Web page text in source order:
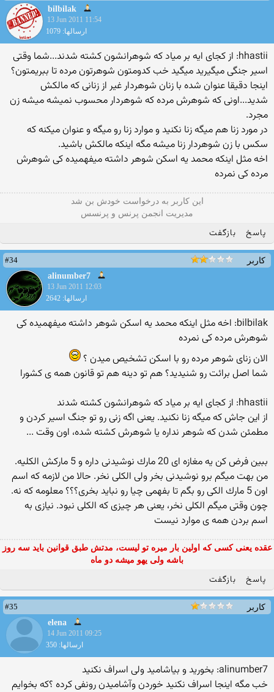
bilbilak
13 Jun 2011 11:54
ارسالها: 1079
hhastii: از کجای ایه بر میاد که شوهرانشون کشته شدند...شما وقتی
اسیر جنگی میگیرید میگید خب کدومتون شوهرتون مرده تا ببریمتون؟
اینجا دقیقا عنوان شده با زنان شوهردار غیر از زنانی که مالکش
شدید...اونی که شوهرش مرده که شوهردار محسوب نمیشه میشه زن
مجرد.
در مورد زنا هم میگه زنا نکنید و موارد زنا رو میگه و عنوان میکنه که
سکس با زن شوهردار زنا میشه مگه اینکه مالکش باشید.
اخه مثل اینکه محمد یه اسکن شوهر داشته میفهمیده کی شوهرش
مرده کی نمرده
این كاربر به درخواست خودش بن شد
مدیریت انجمن پرنس و پرنسس
پاسخ بازگفت
کاربر
#34
alinumber7
13 Jun 2011 12:03
ارسالها: 2642
bilbilak: اخه مثل اینکه محمد یه اسکن شوهر داشته میفهمیده کی
شوهرش مرده کی نمرده
الان زنای شوهر مرده رو با اسكن تشخیص میدن ؟
شما اصل برائت رو شنیدید؟ هم تو دینه هم تو قانون همه ی كشورا
hhastii: از کجای ایه بر میاد که شوهرانشون کشته شدند
از این جاش كه میگه زنا نكنید. یعنی اگه زنی رو تو جنگ اسیر كردن و
مطمئن شدن كه شوهر نداره یا شوهرش كشته شده، اون وقت ...
ببین فرض كن یه مغازه ای 20 مارك نوشیدنی داره و 5 ماركش الكلیه.
من بهت میگم برو نوشیدنی بخر ولی الكلی نخر. حالا من لازمه كه اسم
اون 5 مارك الكی رو بگم تا بفهمی چیا رو نباید بخری؟؟؟ معلومه كه نه.
چون وقتی میگم الكلی نخر، یعنی هر چیزی كه الكلی نبود. نیازی به
اسم بردن همه ی موارد نیست
عقده یعنی کسی که اولین بار میره تو لیست، مدتش طبق قوانین باید سه روز
باشه ولی یهو میشه دو ماه
پاسخ بازگفت
کاربر
#35
elena
14 Jun 2011 09:25
ارسالها: 350
alinumber7: بخورید و بیاشامید ولی اسراف نكنید
خب مگه اینجا اسراف نکنید خوردن وآشامیدن رونفی کرده ؟که بخوایم